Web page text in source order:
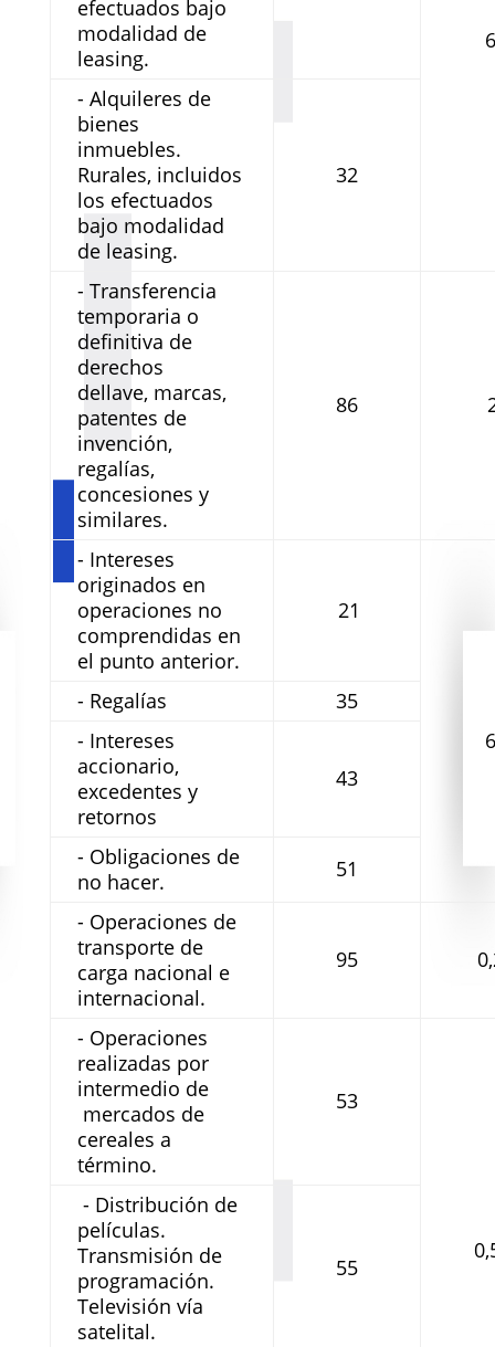
efectuados bajo
modalidad de
leasing.
- Alquileres de
bienes
inmuebles.
Rurales, incluidos
los efectuados
bajo modalidad
de leasing.
32
- Transferencia
temporaria o
definitiva de
derechos
dellave, marcas,
patentes de
invención,
regalías,
concesiones y
similares.
86
- Intereses
originados en
operaciones no
comprendidas en
el punto anterior.
21
- Regalías
35
- Intereses
accionario,
excedentes y
retornos
43
- Obligaciones de
no hacer.
51
- Operaciones de
transporte de
carga nacional e
internacional.
95
- Operaciones
realizadas por
intermedio de
mercados de
cereales a
término.
53
- Distribución de
películas.
Transmisión de
programación.
Televisión vía
satelital.
55